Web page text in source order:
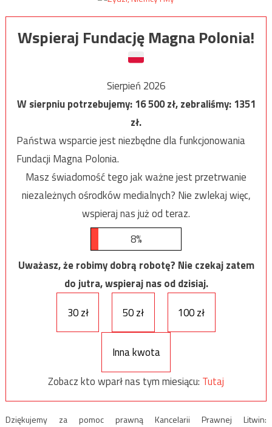
Wspieraj Fundację Magna Polonia!
Sierpień 2026
W sierpniu potrzebujemy:16 500zł, zebraliśmy:1351
zł.
Państwa wsparcie jest niezbędne dla funkcjonowania
Fundacji Magna Polonia.
Masz świadomość tego jak ważne jest przetrwanie
niezależnych ośrodków medialnych? Nie zwlekaj więc,
wspieraj nas już od teraz.
8%
Uważasz, że robimy dobrą robotę? Nie czekaj zatem
do jutra, wspieraj nas od dzisiaj.
30 zł
50 zł 100 zł
Inna kwota
Zobacz kto wparł nas tym miesiącu: Tutaj
Dziękujemy za pomoc prawną Kancelarii Prawnej Litwin: